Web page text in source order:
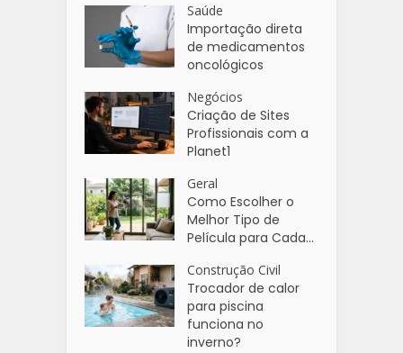
Saúde
Importação direta
de medicamentos
oncológicos
Negócios
Criação de Sites
Profissionais com a
Planet1
Geral
Como Escolher o
Melhor Tipo de
Película para Cada...
Construção Civil
Trocador de calor
para piscina
funciona no
inverno?